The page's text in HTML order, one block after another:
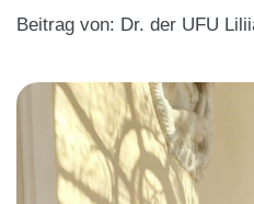
Beitrag von: Dr. der UFU